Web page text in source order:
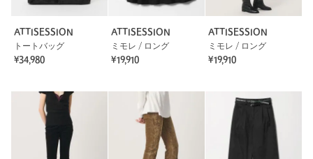
ATTISESSION
トートバッグ
¥34,980
ATTISESSION
ミモレ / ロング
¥19,910
ATTISESSION
ミモレ / ロング
¥19,910